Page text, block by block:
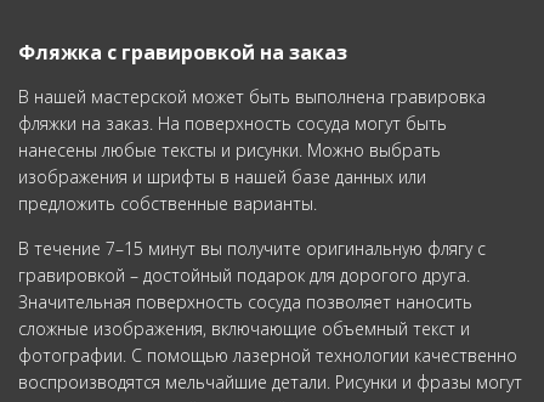
Фляжка с гравировкой на заказ
В нашей мастерской может быть выполнена гравировка
фляжки на заказ. На поверхность сосуда могут быть
нанесены любые тексты и рисунки. Можно выбрать
изображения и шрифты в нашей базе данных или
предложить собственные варианты.
В течение 7–15 минут вы получите оригинальную флягу с
гравировкой – достойный подарок для дорогого друга.
Значительная поверхность сосуда позволяет наносить
сложные изображения, включающие объемный текст и
фотографии. С помощью лазерной технологии качественно
воспроизводятся мельчайшие детали. Рисунки и фразы могут